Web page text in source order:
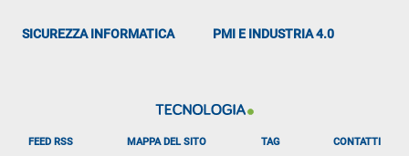
SICUREZZA INFORMATICA PMI E INDUSTRIA 4.0
FEED RSS MAPPA DEL SITO TAG CONTATTI